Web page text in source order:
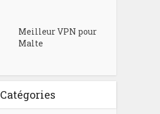
Meilleur VPN pour
Malte
Catégories